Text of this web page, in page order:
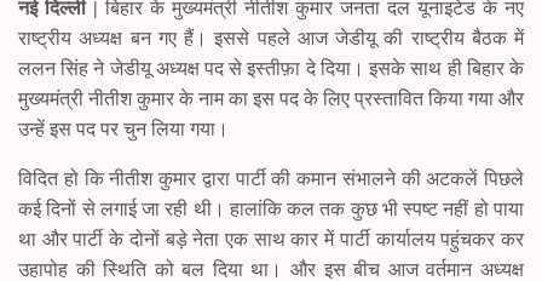
नई दिल्ली | बिहार के मुख्यमंत्री नीतीश कुमार जनता दल यूनाइटेड के नए
राष्ट्रीय अध्यक्ष बन गए हैं। इससे पहले आज जेडीयू की राष्ट्रीय बैठक में
ललन सिंह ने जेडीयू अध्यक्ष पद से इस्तीफ़ा दे दिया। इसके साथ ही बिहार के
मुख्यमंत्री नीतीश कुमार के नाम का इस पद के लिए प्रस्तावित किया गया और
उन्हें इस पद पर चुन लिया गया।
विदित हो कि नीतीश कुमार द्वारा पार्टी की कमान संभालने की अटकलें पिछले
कई दिनों से लगाई जा रही थी। हालांकि कल तक कुछ भी स्पष्ट नहीं हो पाया
था और पार्टी के दोनों बड़े नेता एक साथ कार में पार्टी कार्यालय पहुंचकर कर
उहापोह की स्थिति को बल दिया था। और इस बीच आज वर्तमान अध्यक्ष